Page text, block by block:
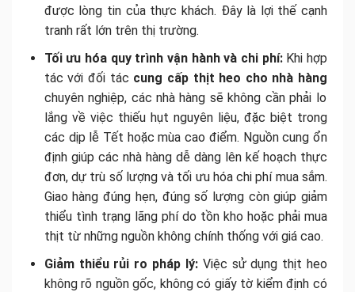
được lòng tin của thực khách. Đây là lợi thế cạnh
tranh rất lớn trên thị trường.
Tối ưu hóa quy trình vận hành và chi phí:Khi hợp
tác với đối tác cung cấp thịt heo cho nhà hàng
chuyên nghiệp, các nhà hàng sẽ không cần phải lo
lắng về việc thiếu hụt nguyên liệu, đặc biệt trong
các dịp lễ Tết hoặc mùa cao điểm. Nguồn cung ổn
định giúp các nhà hàng dễ dàng lên kế hoạch thực
đơn, dự trù số lượng và tối ưu hóa chi phí mua sắm.
Giao hàng đúng hẹn, đúng số lượng còn giúp giảm
thiểu tình trạng lãng phí do tồn kho hoặc phải mua
thịt từ những nguồn không chính thống với giá cao.
Giảm thiểu rủi ro pháp lý:Việc sử dụng thịt heo
không rõ nguồn gốc, không có giấy tờ kiểm định có